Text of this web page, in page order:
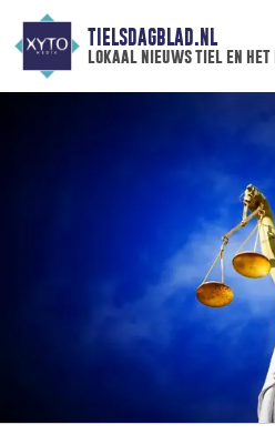
TIELSDAGBLAD.NL
lokaal nieuws tiel en